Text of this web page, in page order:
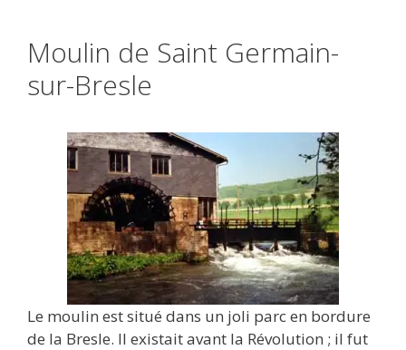
Moulin de Saint Germain-
sur-Bresle
Le moulin est situé dans un joli parc en bordure
de la Bresle. Il existait avant la Révolution ; il fut